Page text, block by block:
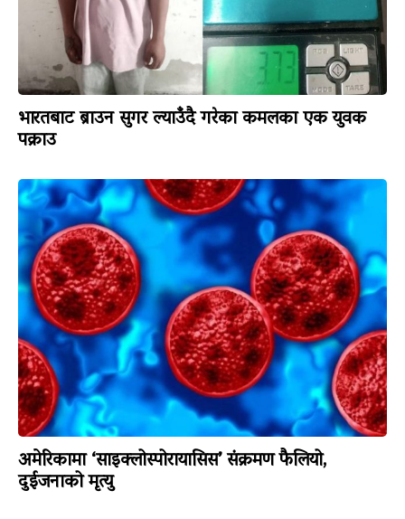
भारतबाट ब्राउन सुगर ल्याउँदै गरेका कमलका एक युवक
पक्राउ
अमेरिकामा ‘साइक्लोस्पोरायासिस’ संक्रमण फैलियो,
दुईजनाको मृत्यु